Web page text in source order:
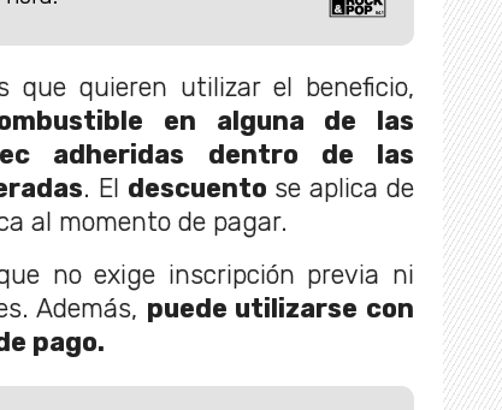
que quieren utilizar el beneficio,
en alguna de las
adheridas dentro de las
. El descuento se aplica de
al momento de pagar.
no exige inscripción previa ni
Además, puede utilizarse con
pago.